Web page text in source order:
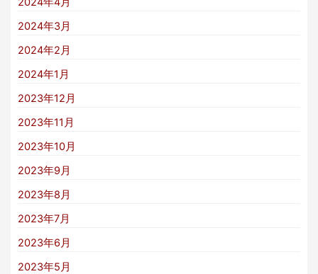
2024年3月
2024年2月
2024年1月
2023年12月
2023年11月
2023年10月
2023年9月
2023年8月
2023年7月
2023年6月
2023年5月